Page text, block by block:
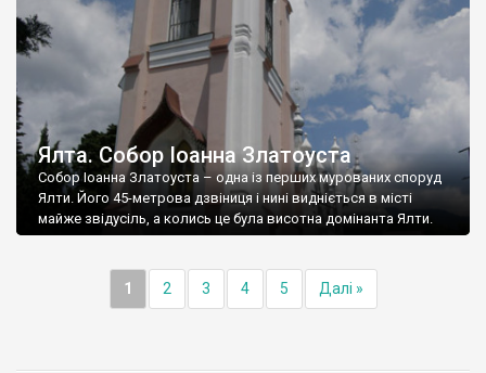
Ялта. Собор Іоанна Златоуста
Собор Іоанна Златоуста – одна із перших мурованих споруд
Ялти. Його 45-метрова дзвіниця і нині видніється в місті
майже звідусіль, а колись це була висотна домінанта Ялти.
1 2 3 4 5 Далі »